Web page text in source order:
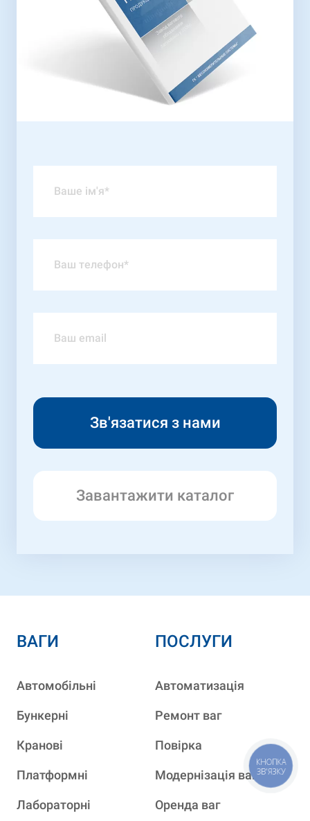
Завантажити каталог
ВАГИ
Автомобільні
Бункерні
Кранові
Платформні
Лабораторні
ПОСЛУГИ
Автоматизація
Ремонт ваг
Повірка
Модернізація ваг
Оренда ваг
КНОПКА
ЗВ'ЯЗКУ